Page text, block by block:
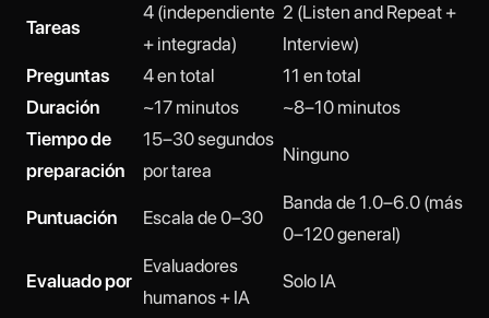
Tareas
4 (independiente
+ integrada)
2 (Listen and Repeat +
Interview)
Preguntas
4 en total
11 en total
Duración
~17 minutos
~8–10 minutos
Tiempo de
preparación
15–30 segundos
por tarea
Ninguno
Puntuación Escala de 0–30
Banda de 1.0–6.0 (más
0–120 general)
Evaluado por
Evaluadores
humanos + IA
Solo IA